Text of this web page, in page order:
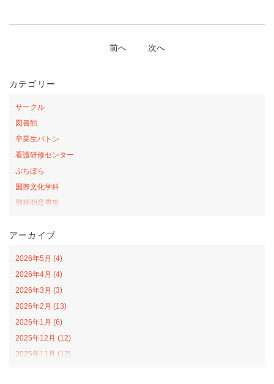
カテゴリー
サークル
図書館
卒業生バトン
看護研修センター
ぷちぼら
国際文化学科
別科助産専攻
お弁当の日プロジェクト
アーカイブ
2026年5月 (4)
2026年4月 (4)
2026年3月 (3)
2026年2月 (13)
2026年1月 (6)
2025年12月 (12)
2025年11月 (12)
前へ 次へ